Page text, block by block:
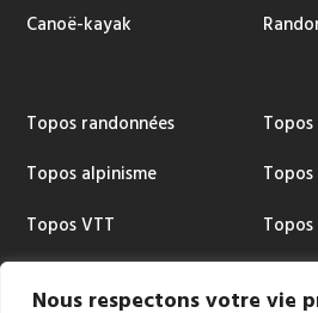
Nous respectons votre vie
Canoë-kayak
Topos randonnées
Topos alpinisme
Topos VTT